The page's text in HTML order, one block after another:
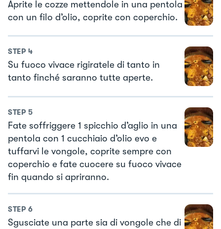
Aprite le cozze mettendole in una pentola
con un filo d’olio, coprite con coperchio.
STEP 4
Su fuoco vivace rigiratele di tanto in
tanto finché saranno tutte aperte.
STEP 5
Fate soffriggere 1 spicchio d’aglio in una
pentola con 1 cucchiaio d’olio evo e
tuffarvi le vongole, coprite sempre con
coperchio e fate cuocere su fuoco vivace
fin quando si apriranno.
STEP 6
Sgusciate una parte sia di vongole che di